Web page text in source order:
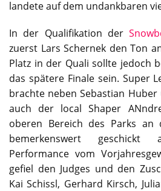
landete auf dem undankbaren
In der Qualifikation der
zuerst Lars Schernek den Ton
Platz in der Quali sollte jedoch
das spätere Finale sein. Super
brachte neben Sebastian Huber
auch der local Shaper
oberen Bereich des Parks an
bemerkenswert
Performance vom
gefiel den Judges und den
Kai Schissl, Gerhard Kirsch,